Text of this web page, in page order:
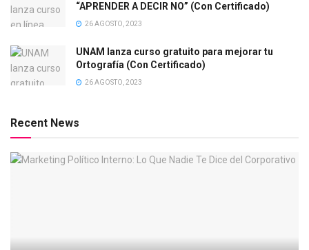
“APRENDER A DECIR NO” (Con Certificado)
26 AGOSTO, 2023
UNAM lanza curso gratuito para mejorar tu
Ortografía (Con Certificado)
26 AGOSTO, 2023
Recent News